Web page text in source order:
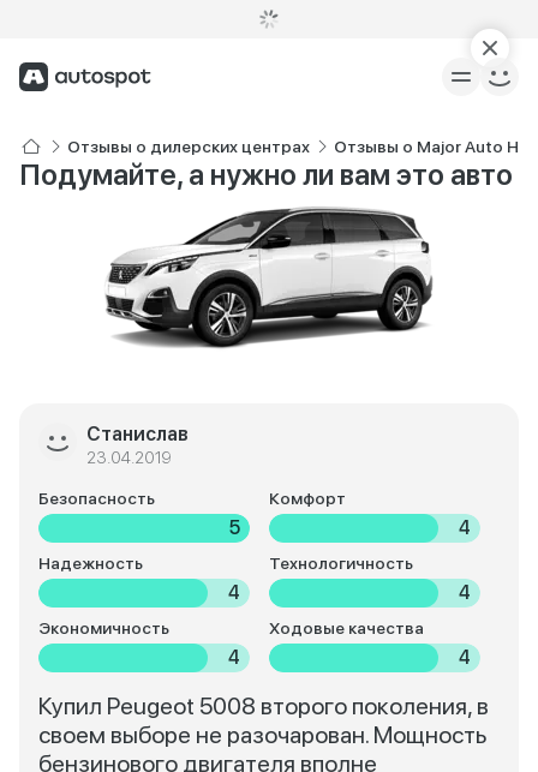
Отзывы о дилерских центрах Отзывы о Major Auto
Подумайте, а нужно ли вам это авто
Станислав
23.04.2019
Безопасность
5
Комфорт
4
Надежность
4
Технологичность
4
Экономичность
4
Ходовые качества
4
Купил Peugeot 5008 второго поколения, в
своем выборе не разочарован. Мощность
бензинового двигателя вполне